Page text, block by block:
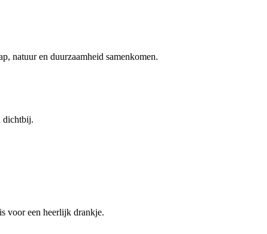
natuur en duurzaamheid samenkomen.
dichtbij.
voor een heerlijk drankje.